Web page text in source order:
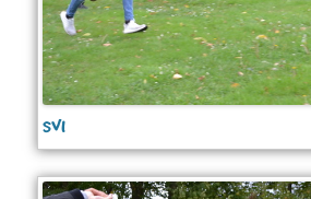
sv1